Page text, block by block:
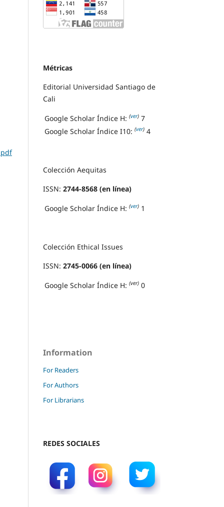
Métricas
Editorial Universidad Santiago de
Cali
Google Scholar Índice H: (ver) 7
Google Scholar Índice I10: (ver) 4
Colección Aequitas
ISSN: 2744-8568 (en línea)
Google Scholar Índice H: (ver) 1
Colección Ethical Issues
ISSN: 2745-0066 (en línea)
Google Scholar Índice H: (ver) 0
Information
For Readers
For Authors
For Librarians
REDES SOCIALES